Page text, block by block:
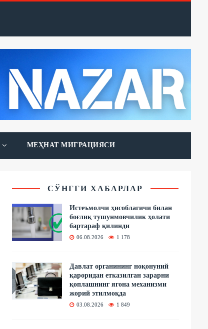
МЕҲНАТ МИГРАЦИЯСИ
СЎНГГИ ХАБАРЛАР
Истеъмолчи ҳисоблагичи билан
боғлиқ тушунмовчилик ҳолати
бартараф қилинди
06.08.2026 1 178
Давлат органининг ноқонуний
қароридан етказилган зарарни
қоплашнинг ягона механизми
жорий этилмоқда
03.08.2026 1 849